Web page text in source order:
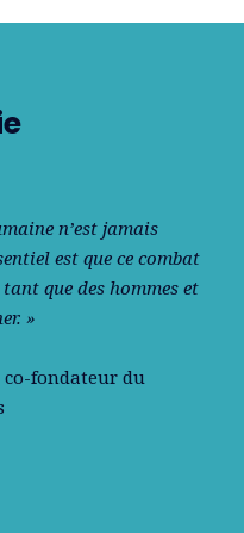
n’est jamais
est que ce combat
que des hommes et
»
co-fondateur du